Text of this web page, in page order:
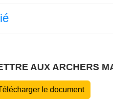
AUX ARCHERS
le document